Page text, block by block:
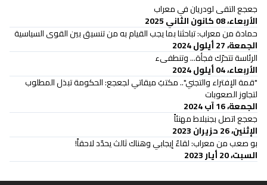
جعجع التقى لودريان في معراب
الأربعاء، 08 كانون الثاني 2025
حمادة من معراب: تباحثنا بما يجب القيام به من تنسيق بين القوى السياسية
الجمعة، 27 أيلول 2024
الرئاسة تتحرّك فجأة... وتنطفىء
الأربعاء، 04 أيلول 2024
"قمة الإفتراء والتجني".. مكتبُ ميقاتي لجعجع: الحكومة تبذل المطلوب
لتجاوز الصعوبات
الجمعة، 16 آب 2024
جعجع اتصل بجنبلاط مهنئاً
الإثنين، 26 حزيران 2023
بو صعب من معراب: لقاءٌ إيجابي وهناك ثالث يحدّد لاحقاً!
السبت، 20 أيار 2023